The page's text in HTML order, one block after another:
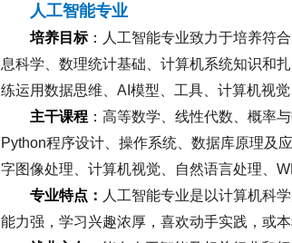
人工智能专业
培养目标： 人工智能专业致力于培养符
息科学、数理统计基础、计算机系统知识和
练运用数据思维、 AI 模型、工具、计算机视觉
主干课程 ： 高等数学、线性代数、概率
Python程序设计、操作系统、数据库原理及
字图像处理、计算机视觉、自然语言处理、
专业特点： 人工智能专业是以计算机科
能力强，学习兴趣浓厚，喜欢动手实践，或